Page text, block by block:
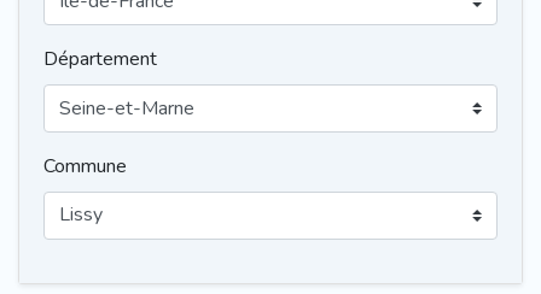
Département
Commune